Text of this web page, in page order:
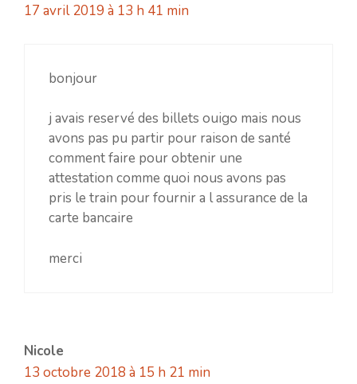
17 avril 2019 à 13 h 41 min
bonjour
j avais reservé des billets ouigo mais nous
avons pas pu partir pour raison de santé
comment faire pour obtenir une
attestation comme quoi nous avons pas
pris le train pour fournir a l assurance de la
carte bancaire
merci
Nicole
13 octobre 2018 à 15 h 21 min